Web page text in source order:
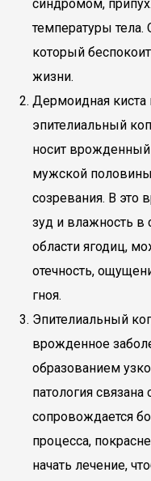
синдромом,
температуры
который
жизни.
Дермоидная киста
эпителиальный
носит врожденный
мужской
созревания. В это
зуд и влажность в
области ягодиц,
отечность,
гноя.
Эпителиальный
врожденное
образованием
патология
сопровождается
процесса,
начать лечение,